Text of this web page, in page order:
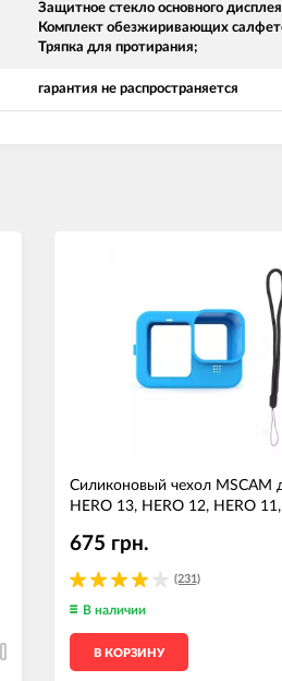
Защитное стекло основного
Комплект обезжиривающих
Тряпка для протирания;
гарантия не распространяется
Силиконовый чехол MSCAM
HERO 13, HERO 12, HERO
(231)
675 грн.
В наличии
В КОРЗИНУ